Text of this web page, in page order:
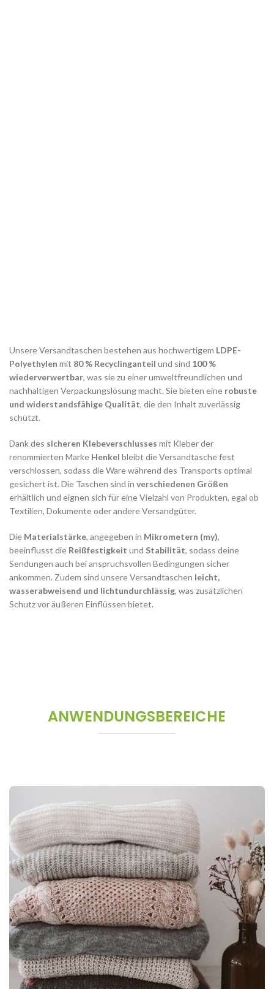
Unsere Versandtaschen bestehen aus hochwertigem LDPE-
Polyethylen mit 80 % Recyclinganteil und sind 100 %
wiederverwertbar, was sie zu einer umweltfreundlichen und
nachhaltigen Verpackungslösung macht. Sie bieten eine robuste
und widerstandsfähige Qualität, die den Inhalt zuverlässig
schützt.
Dank des sicheren Klebeverschlusses mit Kleber der
renommierten Marke Henkel bleibt die Versandtasche fest
verschlossen, sodass die Ware während des Transports optimal
gesichert ist. Die Taschen sind in verschiedenen Größen
erhältlich und eignen sich für eine Vielzahl von Produkten, egal ob
Textilien, Dokumente oder andere Versandgüter.
Die Materialstärke, angegeben in Mikrometern (my),
beeinflusst die Reißfestigkeit und Stabilität, sodass deine
Sendungen auch bei anspruchsvollen Bedingungen sicher
ankommen. Zudem sind unsere Versandtaschen leicht,
wasserabweisend und lichtundurchlässig, was zusätzlichen
Schutz vor äußeren Einflüssen bietet.
ANWENDUNGSBEREICHE